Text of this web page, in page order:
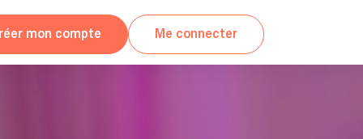
mon compte Me connecter